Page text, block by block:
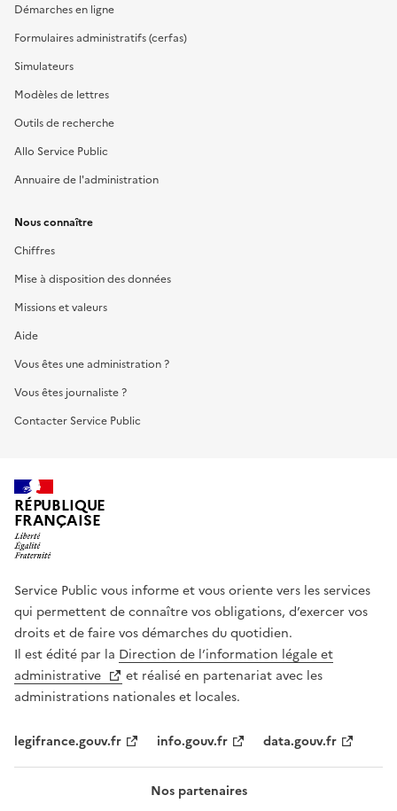
Démarches en ligne
Formulaires administratifs (cerfas)
Simulateurs
Modèles de lettres
Outils de recherche
Allo Service Public
Annuaire de l'administration
Nous connaître
Chiffres
Mise à disposition des données
Missions et valeurs
Aide
Vous êtes une administration ?
Vous êtes journaliste ?
Contacter Service Public
RÉPUBLIQUE
FRANÇAISE
Service Public vous informe et vous oriente vers les services
qui permettent de connaître vos obligations, d’exercer vos
droits et de faire vos démarches du quotidien.
Il est édité par la Direction de l’information légale et
administrative
et réalisé en partenariat avec les
administrations nationales et locales.
legifrance.gouv.fr info.gouv.fr data.gouv.fr
Nos partenaires